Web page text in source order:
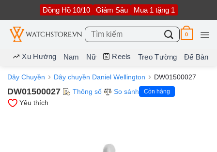
nội
dung
Đồng Hồ 10/10 Giảm Sâu Mua 1 tặng 1
Tìm
kiếm:
0
Xu Hướng Nam Nữ Reels Treo Tường Để Bàn
Dây Chuyền Dây chuyền Daniel Wellington DW01500027
DW01500027 Thông số So sánh Còn hàng
Yêu thích